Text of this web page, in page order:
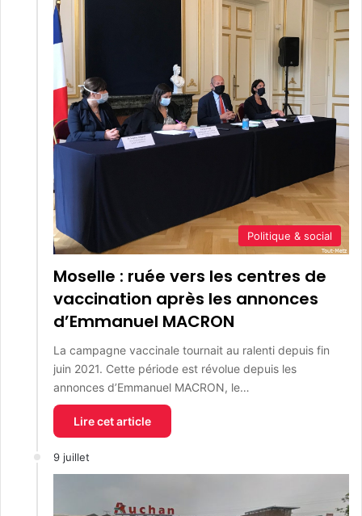
Politique & social
Moselle : ruée vers les centres de
vaccination après les annonces
d’Emmanuel MACRON
La campagne vaccinale tournait au ralenti depuis fin
juin 2021. Cette période est révolue depuis les
annonces d’Emmanuel MACRON, le…
Lire cet article
9 juillet